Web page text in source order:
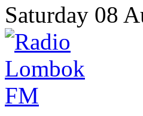
Saturday 08